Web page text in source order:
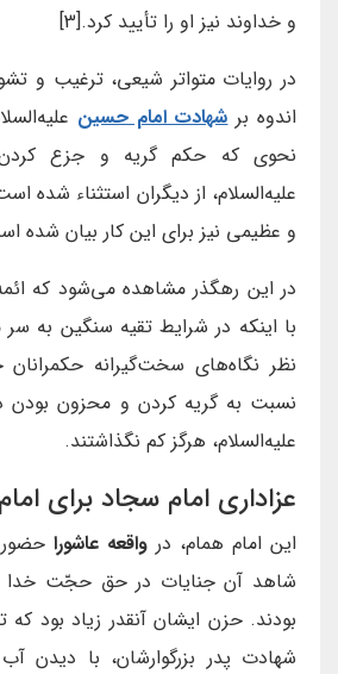
و خداوند نیز او را تأیید کرد.[3]
در روایات متواتر شیعی، ترغیب و
اندوه برشهادت امام حسین
نحوی که حکم گریه و جزع کردن
و عظیمی نیز برای این کار بیان شده
در این رهگذر مشاهده می‌شود که ائمه
با اینکه در شرایط تقیه سنگین به سر
نظر نگاه‌های سخت‌گیرانه حکمرانان
نسبت به گریه کردن و محزون بودن
علیه‌السلام، هرگز کم نگذاشتند.
عزاداری امام سجاد برای
این امام همام، در واقعه عاشورا
شاهد آن جنایات در حق حجّت خدا
بودند. حزن ایشان آنقدر زیاد بود
شهادت پدر بزرگوارشان، با دیدن